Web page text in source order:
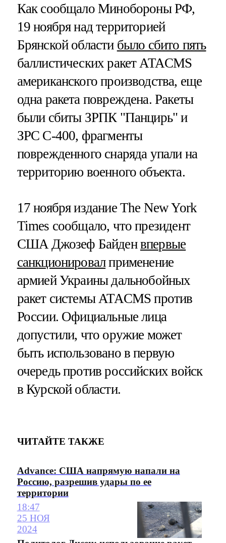
Как сообщало Минобороны РФ,
19 ноября над территорией
Брянской области было сбито пять
баллистических ракет ATACMS
американского производства, еще
одна ракета повреждена. Ракеты
были сбиты ЗРПК "Панцирь" и
ЗРС С-400, фрагменты
поврежденного снаряда упали на
территорию военного объекта.
17 ноября издание The New York
Times сообщало, что президент
США Джозеф Байденвпервые
санкционировалприменение
армией Украины дальнобойных
ракет системы ATACMS против
России. Официальные лица
допустили, что оружие может
быть использовано в первую
очередь против российских войск
в Курской области.
ЧИТАЙТЕ ТАКЖЕ
Advance: США напрямую напали на
Россию, разрешив удары по ее
территории
18:47
25 НОЯ
2024